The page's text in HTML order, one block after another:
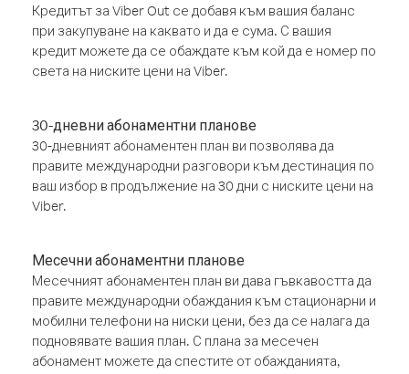
Кредитът за Viber Out се добавя към вашия баланс
при закупуване на каквато и да е сума. С вашия
кредит можете да се обаждате към кой да е номер по
света на ниските цени на Viber.
30-дневни абонаментни планове
30-дневният абонаментен план ви позволява да
правите международни разговори към дестинация по
ваш избор в продължение на 30 дни с ниските цени на
Viber.
Месечни абонаментни планове
Месечният абонаментен план ви дава гъвкавостта да
правите международни обаждания към стационарни и
мобилни телефони на ниски цени, без да се налага да
подновявате вашия план. С плана за месечен
абонамент можете да спестите от обажданията,